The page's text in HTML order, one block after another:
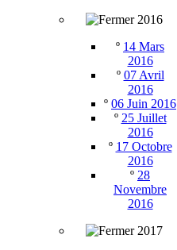
2016
º 14 Mars
2016
º 07 Avril
2016
º 06 Juin 2016
º 25 Juillet
2016
º 17 Octobre
2016
º 28
Novembre
2016
2017